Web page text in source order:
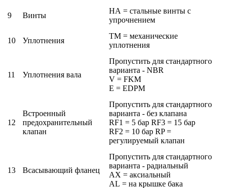
9 Винты
HA = стальные винты с
упрочнением
10 Уплотнения
TM = механические
уплотнения
11 Уплотнения вала
Пропустить для стандартного
варианта - NBR
V = FKM
E = EDPM
12
Встроенный
предохранительный
клапан
Пропустить для стандартного
варианта - без клапана
RF1 = 5 бар RF3 = 15 бар
RF2 = 10 бар RP =
регулируемый клапан
13 Всасывающий фланец
Пропустить для стандартного
варианта - радиальный
AX = аксиальный
AL = на крышке бака